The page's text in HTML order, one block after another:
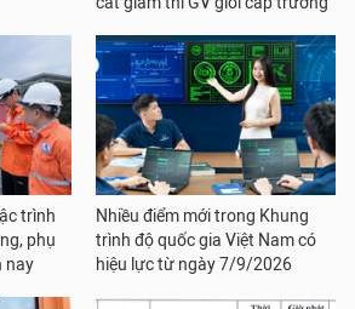
trình
phụ
nay
Nhiều điểm mới trong Khung
trình độ quốc gia Việt Nam có
hiệu lực từ ngày 7/9/2026